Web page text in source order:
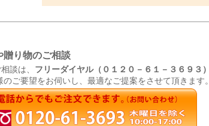
贈り物のご相談
談は、 フリーダイヤル（０１２０－６１－３６９３）
ご要望をお伺いし、最適なご提案をさせて頂きます。